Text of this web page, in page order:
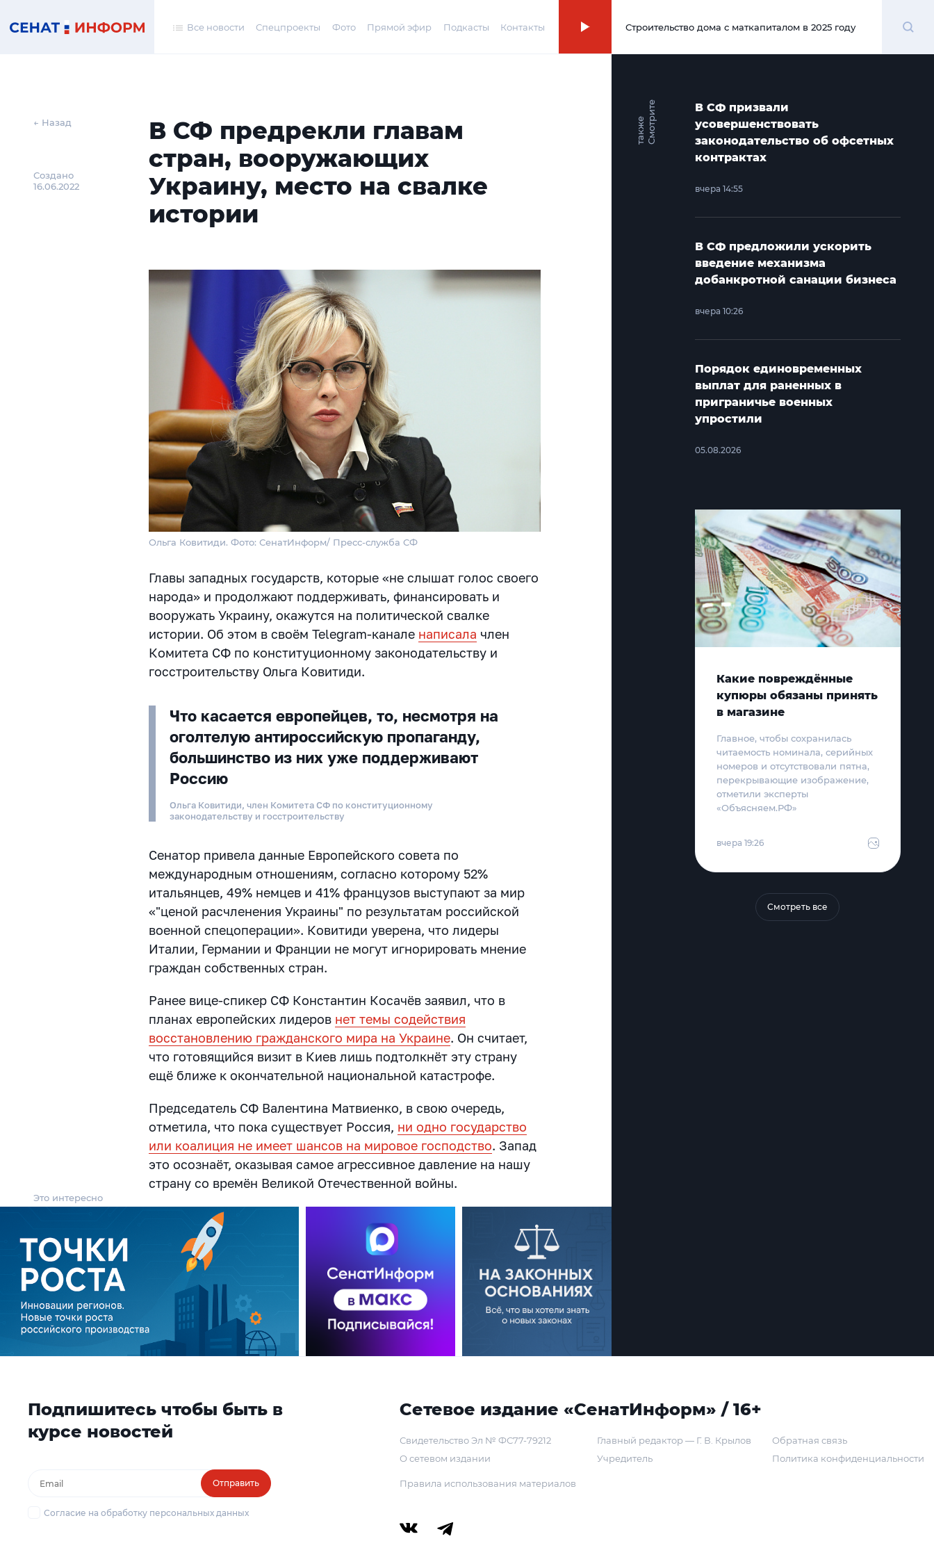
Все новости Спецпроекты Фото Прямой эфир Подкасты Контакты 00:00
Строительство дома с маткапиталом в 2025 году
← Назад
Создано
16.06.2022
В СФ предрекли главам
стран, вооружающих
Украину, место на свалке
истории
Ольга Ковитиди. Фото: СенатИнформ/ Пресс-служба СФ
Главы западных государств, которые «не слышат голос своего
народа» и продолжают поддерживать, финансировать и
вооружать Украину, окажутся на политической свалке
истории. Об этом в своём Telegram-канале написала член
Комитета СФ по конституционному законодательству и
гоcстроительству Ольга Ковитиди.
Что касается европейцев, то, несмотря на
оголтелую антироссийскую пропаганду,
большинство из них уже поддерживают
Россию
Ольга Ковитиди, член Комитета СФ по конституционному
законодательству и гоcстроительству
Сенатор привела данные Европейского совета по
международным отношениям, согласно которому 52%
итальянцев, 49% немцев и 41% французов выступают за мир
«"ценой расчленения Украины" по результатам российской
военной спецоперации». Ковитиди уверена, что лидеры
Италии, Германии и Франции не могут игнорировать мнение
граждан собственных стран.
Ранее вице-спикер СФ Константин Косачёв заявил, что в
планах европейских лидеров нет темы содействия
восстановлению гражданского мира на Украине. Он считает,
что готовящийся визит в Киев лишь подтолкнёт эту страну
ещё ближе к окончательной национальной катастрофе.
Председатель СФ Валентина Матвиенко, в свою очередь,
отметила, что пока существует Россия, ни одно государство
или коалиция не имеет шансов на мировое господство. Запад
это осознаёт, оказывая самое агрессивное давление на нашу
страну со времён Великой Отечественной войны.
Это интересно
С
м
о
т
р и
т
е
т
а
к
ж
е
В СФ призвали
усовершенствовать
законодательство об офсетных
контрактах
вчера 14:55
В СФ предложили ускорить
введение механизма
добанкротной санации бизнеса
вчера 10:26
Порядок единовременных
выплат для раненных в
приграничье военных
упростили
05.08.2026
Какие повреждённые
купюры обязаны принять
в магазине
Главное, чтобы сохранилась
читаемость номинала, серийных
номеров и отсутствовали пятна,
перекрывающие изображение,
отметили эксперты
«Объясняем.РФ»
вчера 19:26
Смотреть все
Подпишитесь чтобы быть в
курсе новостей
Отправить
Согласие на обработку персональных данных
Сетевое издание «СенатИнформ» / 16+
Свидетельство Эл № ФС77-79212
О сетевом издании
Главный редактор — Г. В. Крылов
Учредитель
Обратная связь
Политика конфиденциальности
Правила использования материалов